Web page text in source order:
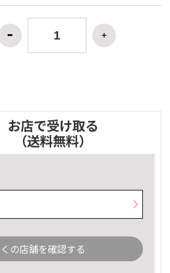
お店で受け取る
（送料無料）
の店舗を確認する